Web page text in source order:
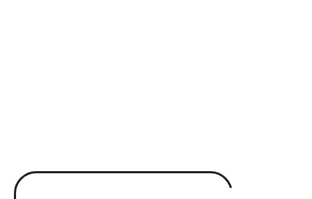
Sauter le slider